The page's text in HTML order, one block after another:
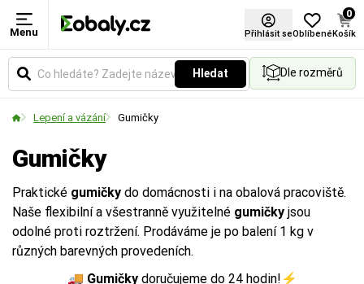
Menu Přihlásit seOblíbené
0
Košík
Hledat Dle rozměrů
Lepení a vázání Gumičky
Gumičky
Praktické gumičky do domácnosti i na obalová pracoviště.
Naše flexibilní a všestranně využitelné gumičky jsou
odolné proti roztržení. Prodáváme je po balení 1 kg v
různých barevných provedeních.
🚚 Gumičkydoručujeme do 24 hodin!⚡